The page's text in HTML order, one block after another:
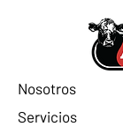
Nosotros
Servicios